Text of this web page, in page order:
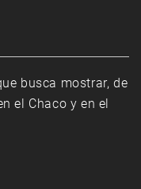
busca mostrar, de
el Chaco y en el